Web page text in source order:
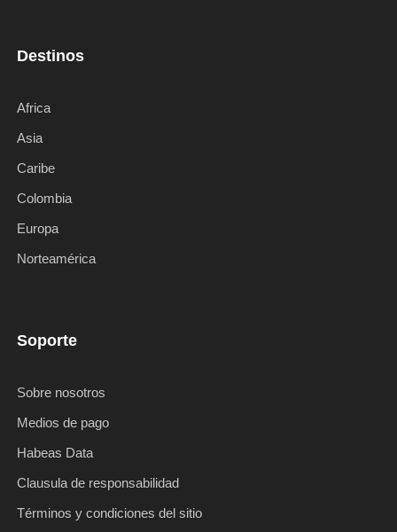
Destinos
Africa
Asia
Caribe
Colombia
Europa
Norteamérica
Soporte
Sobre nosotros
Medios de pago
Habeas Data
Clausula de responsabilidad
Términos y condiciones del sitio